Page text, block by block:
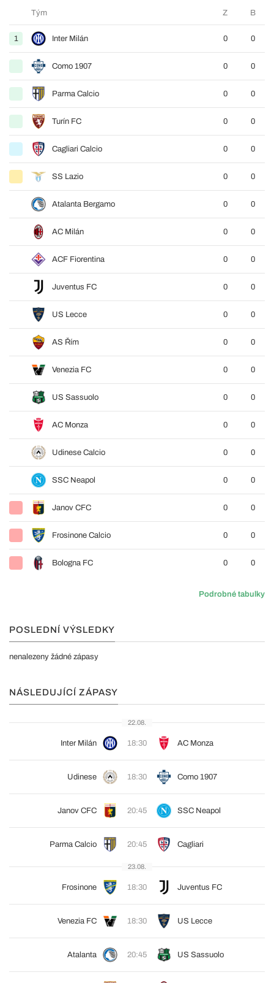
Tým Z B
1 Inter Milán 0 0
Como 1907 0 0
Parma Calcio 0 0
Turín FC 0 0
Cagliari Calcio 0 0
SS Lazio 0 0
Atalanta Bergamo 0 0
AC Milán 0 0
ACF Fiorentina 0 0
Juventus FC 0 0
US Lecce 0 0
AS Řím 0 0
Venezia FC 0 0
US Sassuolo 0 0
AC Monza 0 0
Udinese Calcio 0 0
SSC Neapol 0 0
Janov CFC 0 0
Frosinone Calcio 0 0
Bologna FC 0 0
Podrobné tabulky
POSLEDNÍ VÝSLEDKY
nenalezeny žádné zápasy
NÁSLEDUJÍCÍ ZÁPASY
22.08.
Inter Milán 18:30 AC Monza
Udinese 18:30 Como 1907
Janov CFC 20:45 SSC Neapol
Parma Calcio 20:45 Cagliari
23.08.
Frosinone 18:30 Juventus FC
Venezia FC 18:30 US Lecce
Atalanta 20:45 US Sassuolo